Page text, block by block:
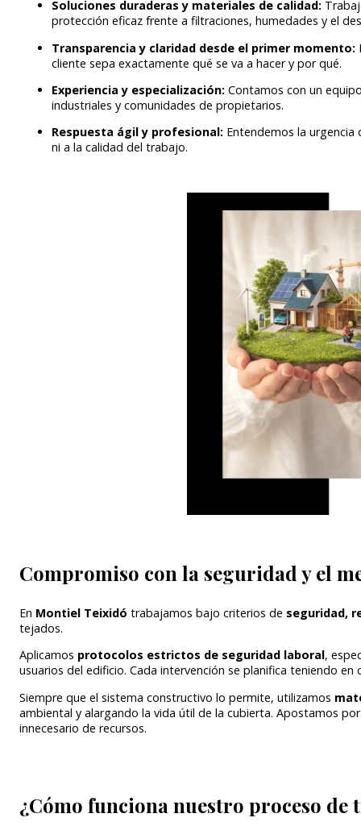
Soluciones duraderas y materiales de calidad:
protección eficaz frente a filtraciones, humedades y el
Transparencia y claridad desde el primer momento:
cliente sepa exactamente qué se va a hacer y por qué.
Experiencia y especialización: Contamos con un
industriales y comunidades de propietarios.
Respuesta ágil y profesional: Entendemos la
ni a la calidad del trabajo.
Compromiso con la seguridad y el
En Montiel Teixidó trabajamos bajo criterios de seguridad,
tejados.
Aplicamos protocolos estrictos de seguridad laboral,
usuarios del edificio. Cada intervención se planifica teniendo
Siempre que el sistema constructivo lo permite, utilizamos
ambiental y alargando la vida útil de la cubierta. Apostamos
innecesario de recursos.
¿Cómo funciona nuestro proceso de